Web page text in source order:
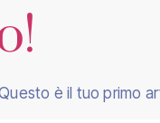
è il tuo primo